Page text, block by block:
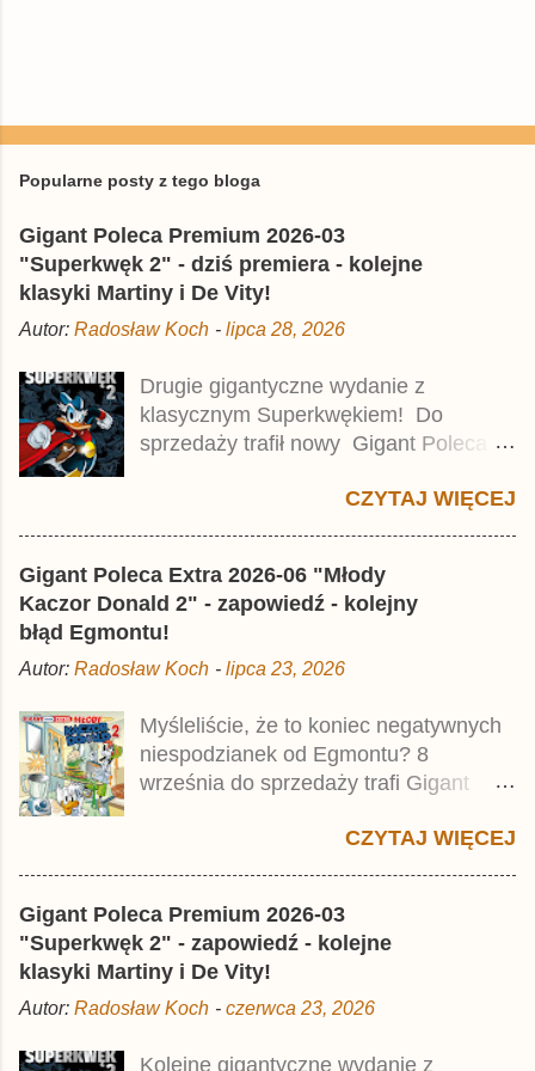
Popularne posty z tego bloga
Gigant Poleca Premium 2026-03
"Superkwęk 2" - dziś premiera - kolejne
klasyki Martiny i De Vity!
Autor: Radosław Koch - lipca 28, 2026
Drugie gigantyczne wydanie z
klasycznym Superkwękiem! Do
sprzedaży trafił nowy Gigant Poleca
Jest to kolejny 624-stronicowy tom z
wynosi 49,99 zł i zamówicie go także z
rabatem na Egmont.pl . Za przekład
odpowiadał Jacek Drewnowski.
Publikacja jest przedrukiem drugiego
Taschenbuch Phantomias Collection ,
który trafił do sprzedaży pod koniec
2025 roku.
CZYTAJ WIĘCEJ
Gigant Poleca Extra 2026-06 "Młody
Kaczor Donald 2" - zapowiedź - kolejny
błąd Egmontu!
Autor: Radosław Koch - lipca 23, 2026
Myśleliście, że to koniec negatywnych
niespodzianek od Egmontu? 8
września do sprzedaży trafi Gigant
Jednak wbrew temu, na co wskazuje
młodego Kaczora Donalda i jego
przyjaciół, lecz prawdopodobnie znajdą
się tam opowieści z wydań 9-10 .
Publikacja będzie liczyła ok. 360 stron i
CZYTAJ WIĘCEJ
Gigant Poleca Premium 2026-03
"Superkwęk 2" - zapowiedź - kolejne
klasyki Martiny i De Vity!
Autor: Radosław Koch - czerwca 23, 2026
Kolejne gigantyczne wydanie z